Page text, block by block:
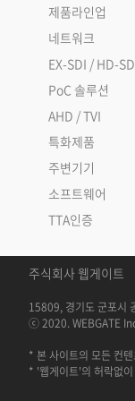
제품라인업
네트워크
EX-SDI / HD-
PoC 솔루션
AHD / TVI
특화제품
주변기기
소프트웨어
TTA인증
주식회사 웹게이트
15809, 경기도 군포시
ⓒ 2020. WEBGATE
* 본 사이트의 모든 컨
* '웹게이트'의 허락없